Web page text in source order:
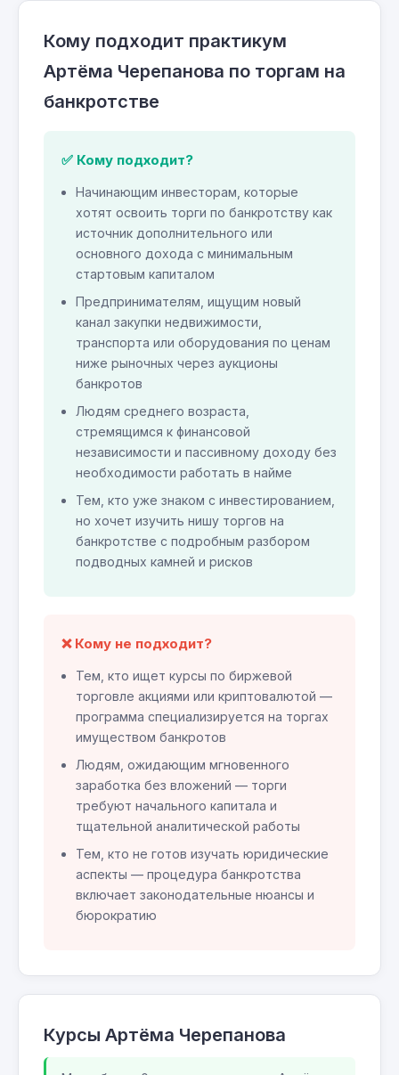
Кому подходит практикум
Артёма Черепанова по торгам на
банкротстве
✅ Кому подходит?
Начинающим инвесторам, которые
хотят освоить торги по банкротству как
источник дополнительного или
основного дохода с минимальным
стартовым капиталом
Предпринимателям, ищущим новый
канал закупки недвижимости,
транспорта или оборудования по ценам
ниже рыночных через аукционы
банкротов
Людям среднего возраста,
стремящимся к финансовой
независимости и пассивному доходу без
необходимости работать в найме
Тем, кто уже знаком с инвестированием,
но хочет изучить нишу торгов на
банкротстве с подробным разбором
подводных камней и рисков
❌ Кому не подходит?
Тем, кто ищет курсы по биржевой
торговле акциями или криптовалютой —
программа специализируется на торгах
имуществом банкротов
Людям, ожидающим мгновенного
заработка без вложений — торги
требуют начального капитала и
тщательной аналитической работы
Тем, кто не готов изучать юридические
аспекты — процедура банкротства
включает законодательные нюансы и
бюрократию
Курсы Артёма Черепанова